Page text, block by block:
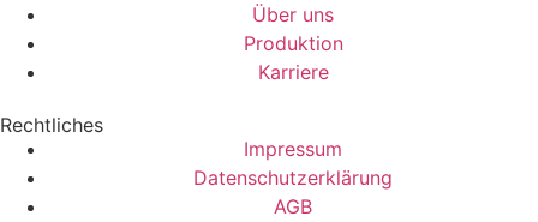
Über uns
Produktion
Karriere
Rechtliches
Impressum
Datenschutzerklärung
AGB